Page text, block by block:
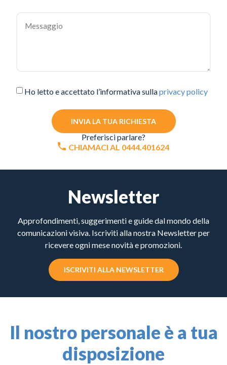
Ho letto e accettato l’informativa sullaprivacy policy
INVIA LA TUA RICHIESTA
Preferisci parlare?
CHIAMACI AL 0444.401624
Newsletter
Approfondimenti, suggerimenti e guide dal mondo della
comunicazioni visiva. Iscriviti alla nostra Newsletter per
ricevere ogni mese novità e promozioni.
ISCRIVITI ALLA NEWSLETTER
Il nostro personale è a tua
disposizione